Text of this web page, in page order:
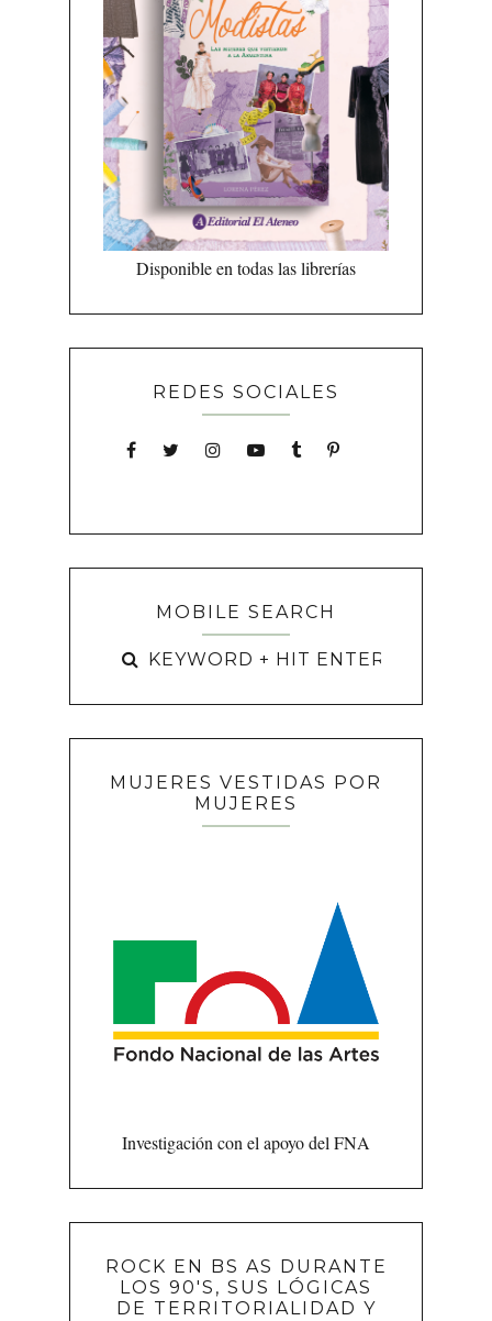
Disponible en todas las librerías
REDES SOCIALES
MOBILE SEARCH
MUJERES VESTIDAS POR
MUJERES
Investigación con el apoyo del FNA
ROCK EN BS AS DURANTE
LOS 90'S, SUS LÓGICAS
DE TERRITORIALIDAD Y